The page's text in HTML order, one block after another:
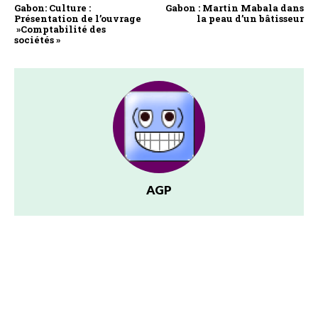
Gabon: Culture :
Présentation de l’ouvrage
»Comptabilité des
sociétés »
Gabon : Martin Mabala dans
la peau d’un bâtisseur
AGP